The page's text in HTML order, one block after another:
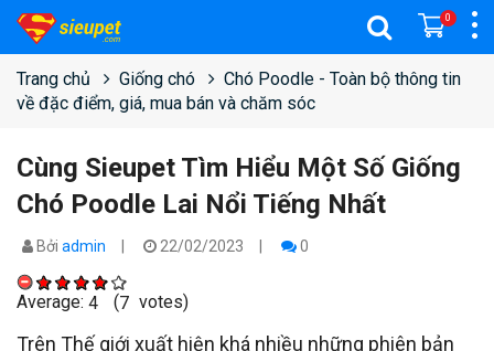
0
Trang chủ Giống chó
Chó Poodle - Toàn bộ thông tin
về đặc điểm, giá, mua bán và chăm sóc
Cùng Sieupet Tìm Hiểu Một Số Giống
Chó Poodle Lai Nổi Tiếng Nhất
Bởi admin 22/02/2023 0
Average: 4 (7 votes)
Trên Thế giới xuất hiện khá nhiều những phiên bản